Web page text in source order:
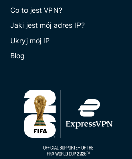
Co to jest VPN?
Jaki jest mój adres IP?
Ukryj mój IP
Blog